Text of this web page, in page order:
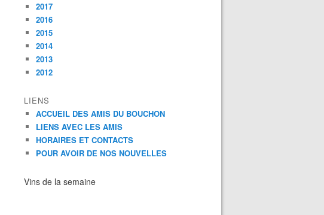
2017
2016
2015
2014
2013
2012
LIENS
ACCUEIL DES AMIS DU BOUCHON
LIENS AVEC LES AMIS
HORAIRES ET CONTACTS
POUR AVOIR DE NOS NOUVELLES
Vins de la semaine